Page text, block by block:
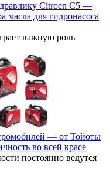
Citroen C5 —
масла для гидронасоса
важную роль
— от Тойоты
во всей красе
постоянно ведутся